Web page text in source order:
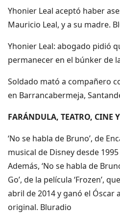
Yhonier Leal aceptó haber
Mauricio Leal, y a su madre.
Yhonier Leal: abogado pidió
permanecer en el búnker de
Soldado mató a compañero
en Barrancabermeja,
FARÁNDULA, TEATRO, CINE
‘No se habla de Bruno’, de
musical de Disney desde
Además, ‘No se habla de
Go’, de la película ‘Frozen’,
abril de 2014 y ganó el Óscar
original. Bluradio